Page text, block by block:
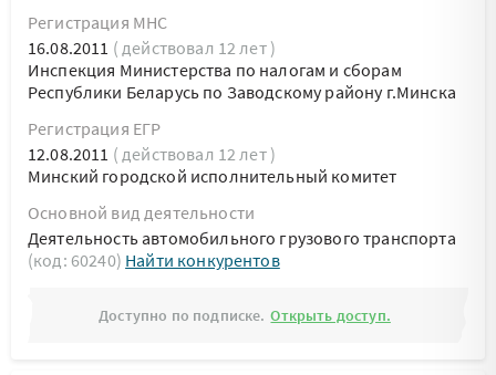
Регистрация МНС
16.08.2011 ( действовал 12 лет )
Инспекция Министерства по налогам и сборам
Республики Беларусь по Заводскому району г.Минска
Регистрация ЕГР
12.08.2011 ( действовал 12 лет )
Минский городской исполнительный комитет
Основной вид деятельности
Деятельность автомобильного грузового транспорта
(код: 60240) Найти конкурентов
Доступно по подписке. Открыть доступ.